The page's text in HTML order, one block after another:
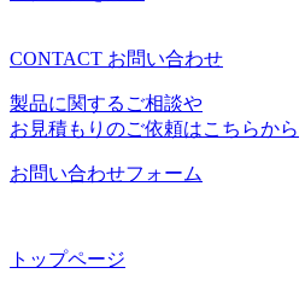
CONTACT お問い合わせ
製品に関するご相談や
お見積もりのご依頼はこちらから
お問い合わせフォーム
トップページ